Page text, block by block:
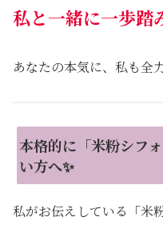
私と一緒に一歩踏
あなたの本気に、私も全
本格的に「米粉シフ
い方へ✨
私がお伝えしている「米